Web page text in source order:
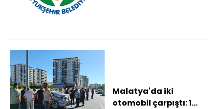
Malatya'da iki
otomobil çarpıştı: 1